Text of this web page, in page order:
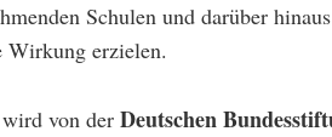
Schulen und darüber
Wirkung erzielen.
von der Deutschen